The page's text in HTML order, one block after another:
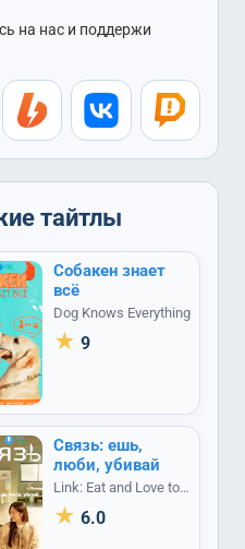
на нас и поддержи
тайтлы
Собакен знает
всё
Dog Knows Everything
★ 9
Связь: ешь,
люби, убивай
Link: Eat and Love to
Kill / Link: Eat, Live,
Die
★ 6.0